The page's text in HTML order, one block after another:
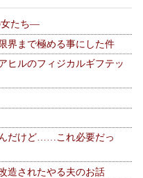
女たち—
界まで極める事にした件
ヒルのフィジカルギフテッ
だけど……これ必要だっ
造されたやる夫のお話